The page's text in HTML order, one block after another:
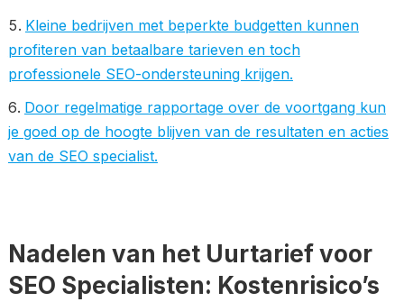
Kleine bedrijven met beperkte budgetten kunnen
profiteren van betaalbare tarieven en toch
professionele SEO-ondersteuning krijgen.
Door regelmatige rapportage over de voortgang kun
je goed op de hoogte blijven van de resultaten en acties
van de SEO specialist.
Nadelen van het Uurtarief voor
SEO Specialisten: Kostenrisico’s